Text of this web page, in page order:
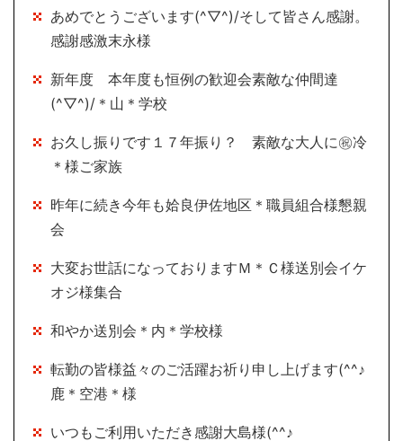
あめでとうございます(^▽^)/そして皆さん感謝。
感謝感激末永様
新年度 本年度も恒例の歓迎会素敵な仲間達
(^▽^)/＊山＊学校
お久し振りです１７年振り？ 素敵な大人に㊗冷
＊様ご家族
昨年に続き今年も姶良伊佐地区＊職員組合様懇親
会
大変お世話になっておりますＭ＊Ｃ様送別会イケ
オジ様集合
和やか送別会＊内＊学校様
転勤の皆様益々のご活躍お祈り申し上げます(^^♪
鹿＊空港＊様
いつもご利用いただき感謝大島様(^^♪